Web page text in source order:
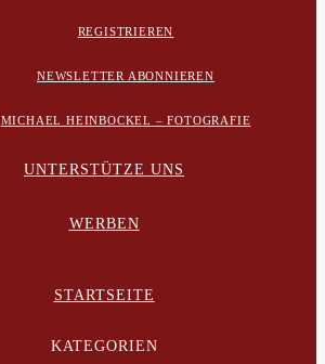
REGISTRIEREN
NEWSLETTER ABONNIEREN
MICHAEL HEINBOCKEL – FOTOGRAFIE
UNTERSTÜTZE UNS
WERBEN
STARTSEITE
KATEGORIEN